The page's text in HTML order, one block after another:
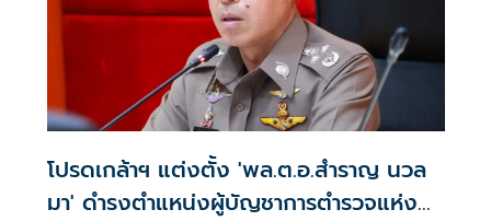
โปรดเกล้าฯ แต่งตั้ง 'พล.ต.อ.สำราญ นวล
มา' ดำรงตำแหน่งผู้บัญชาการตำรวจแห่ง